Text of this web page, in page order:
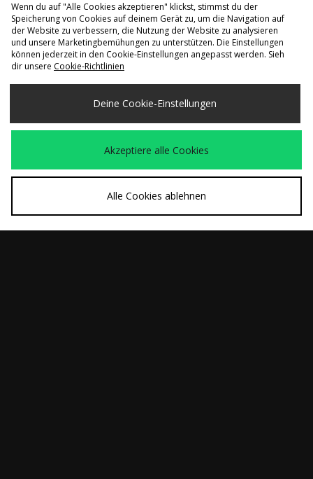
SCHNELLKAUF
Home Grown
International Ringer
War45,00€
Jetzt20,00€
SCHNELLKAUF
Home Grown Jasper
War70,00€
Wenn du auf "Alle Cookies akzeptieren" klickst, stimmst du der
Speicherung von Cookies auf deinem Gerät zu, um die Navigation auf
der Website zu verbessern, die Nutzung der Website zu analysieren
und unsere Marketingbemühungen zu unterstützen. Die Einstellungen
können jederzeit in den Cookie-Einstellungen angepasst werden. Sieh
dir unsere Cookie-Richtlinien
Deine Cookie-Einstellungen
Akzeptiere alle Cookies
Alle Cookies ablehnen